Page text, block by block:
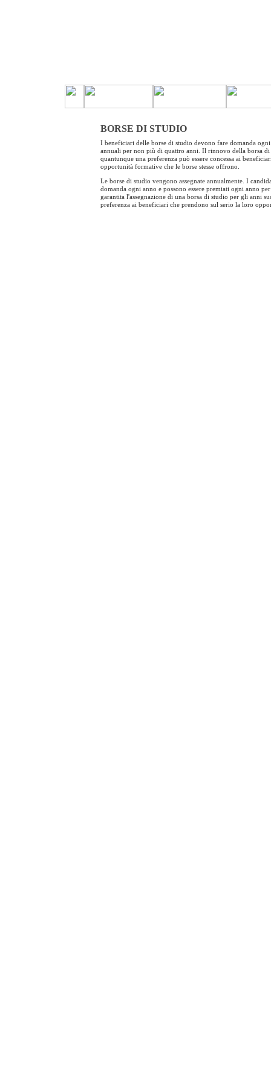
BORSE DI STUDIO
I beneficiari delle borse di studio devono fare domanda
annuali per non più di quattro anni. Il rinnovo della borsa di
quantunque una preferenza può essere concessa ai
opportunità formative che le borse stesse offrono.
Le borse di studio vengono assegnate annualmente. I
domanda ogni anno e possono essere premiati ogni anno
garantita l'assegnazione di una borsa di studio per gli anni
preferenza ai beneficiari che prendono sul serio la loro